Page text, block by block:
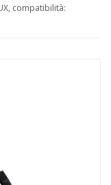
compatibilità: